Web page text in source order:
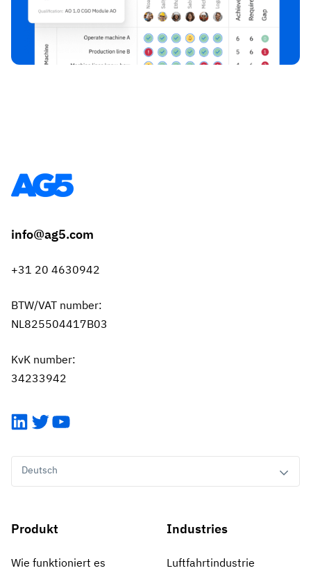
info@ag5.com
+31 20 4630942
BTW/VAT number:
NL825504417B03
KvK number:
34233942
LinkedIn
TwitterYouTube
Deutsch
Produkt
Wie funktioniert es
Industries
Luftfahrtindustrie